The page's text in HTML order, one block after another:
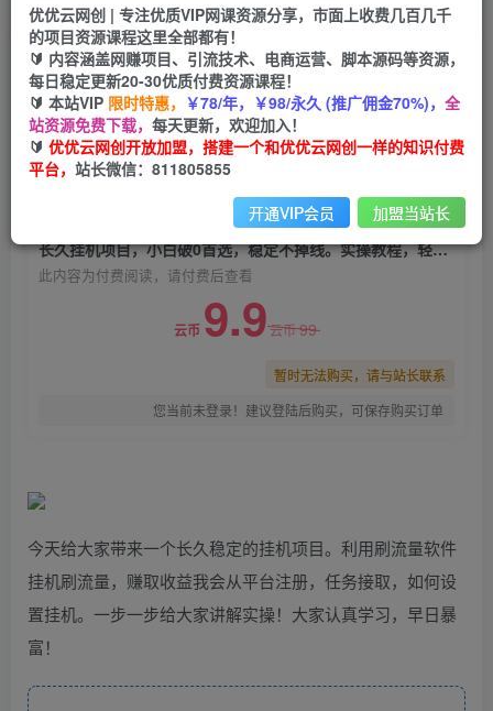
首页 福源网 正文
长久挂机项目，小白破0首选，稳定不掉线。实操
教程，轻松躺赚。
优优云网创
2年前发布
关注 私信
长久挂机项目，小白破0首选，稳定不掉线。实操教程，轻松躺赚。
此内容为付费阅读，请付费后查看
云币 9.9云币99
暂时无法购买，请与站长联系
您当前未登录！建议登陆后购买，可保存购买订单
今天给大家带来一个长久稳定的挂机项目。利用刷流量软件
挂机刷流量，赚取收益我会从平台注册，任务接取，如何设
置挂机。一步一步给大家讲解实操！大家认真学习，早日暴
富！
优优云网创 | 专注优质VIP网课资源分享，市面上收费几百几千
的项目资源课程这里全部都有！
🔰 内容涵盖网赚项目、引流技术、电商运营、脚本源码等资源，
每日稳定更新20-30优质付费资源课程！
🔰 本站VIP 限时特惠， ￥78/年，￥98/永久 (推广佣金70%)， 全
站资源免费下载， 每天更新，欢迎加入！
🔰 优优云网创开放加盟，搭建一个和优优云网创一样的知识付费
平台， 站长微信：811805855
开通VIP会员 加盟当站长